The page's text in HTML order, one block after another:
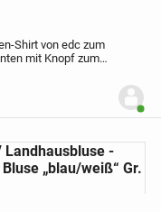
Shirt von edc zum
mit Knopf zum
86 cm...
-
„blau/weiß“ Gr.